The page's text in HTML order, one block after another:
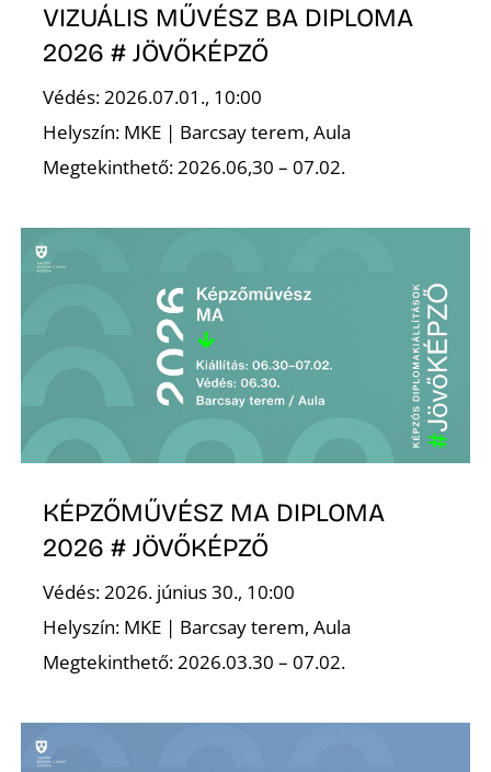
VIZUÁLIS MŰVÉSZ BA DIPLOMA
2026 # JÖVŐKÉPZŐ
Védés: 2026.07.01., 10:00
Helyszín: MKE | Barcsay terem, Aula
Megtekinthető: 2026.06,30 – 07.02.
KÉPZŐMŰVÉSZ MA DIPLOMA
2026 # JÖVŐKÉPZŐ
Védés: 2026. június 30., 10:00
Helyszín: MKE | Barcsay terem, Aula
Megtekinthető: 2026.03.30 – 07.02.